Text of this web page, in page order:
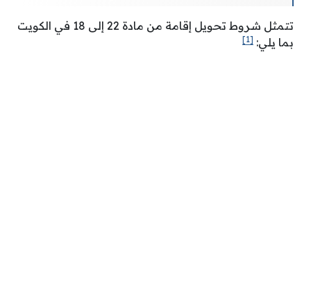
تتمثل شروط تحويل إقامة من مادة 22 إلى 18 في الكويت
بما يلي: [1]